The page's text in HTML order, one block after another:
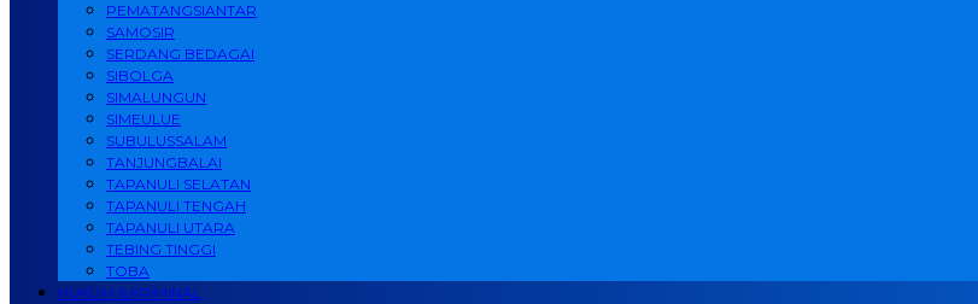
PEMATANGSIANTAR
SAMOSIR
SERDANG BEDAGAI
SIBOLGA
SIMALUNGUN
SIMEULUE
SUBULUSSALAM
TANJUNGBALAI
TAPANULI SELATAN
TAPANULI TENGAH
TAPANULI UTARA
TEBING TINGGI
TOBA
HUKUM & KRIMINAL